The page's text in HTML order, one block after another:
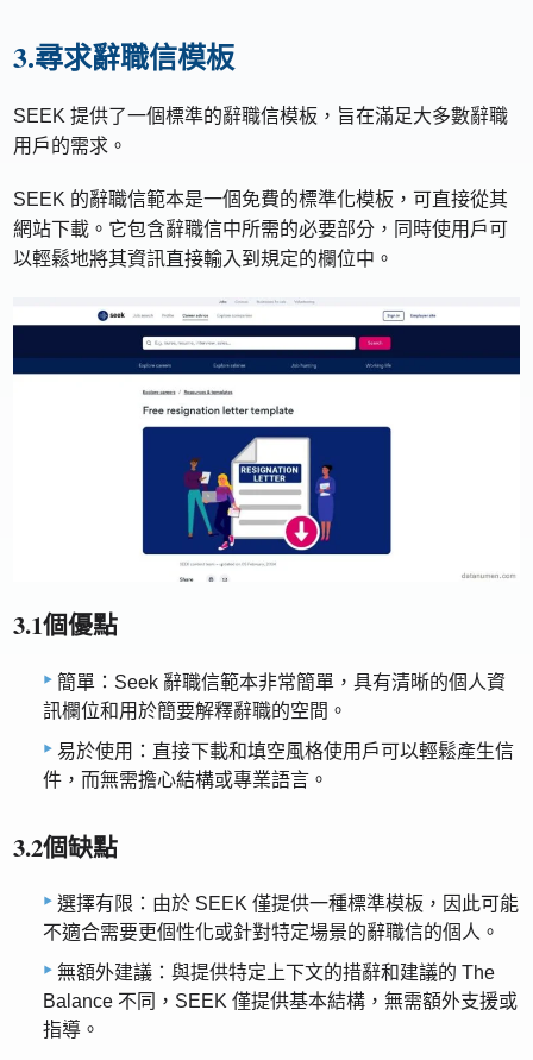
3.尋求辭職信模板
SEEK 提供了一個標準的辭職信模板，旨在滿足大多數辭職
用戶的需求。
SEEK 的辭職信範本是一個免費的標準化模板，可直接從其
網站下載。它包含辭職信中所需的必要部分，同時使用戶可
以輕鬆地將其資訊直接輸入到規定的欄位中。
3.1個優點
簡單：Seek 辭職信範本非常簡單，具有清晰的個人資
訊欄位和用於簡要解釋辭職的空間。
易於使用：直接下載和填空風格使用戶可以輕鬆產生信
件，而無需擔心結構或專業語言。
3.2個缺點
選擇有限：由於 SEEK 僅提供一種標準模板，因此可能
不適合需要更個性化或針對特定場景的辭職信的個人。
無額外建議：與提供特定上下文的措辭和建議的 The
Balance 不同，SEEK 僅提供基本結構，無需額外支援或
指導。